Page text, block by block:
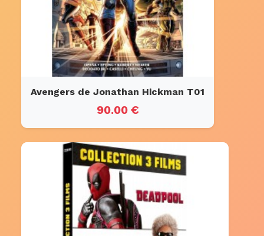
Avengers de Jonathan Hickman T01
90.00 €